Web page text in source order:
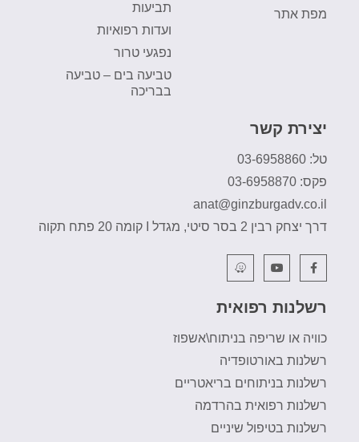
מפת אתר
תביעות
ועדות רפואיות
נפגעי טרור
טביעה בים – טביעה
בבריכה
יצירת קשר
טל: 03-6958860
פקס: 03-6958870
anat@ginzburgadv.co.il
דרך יצחק רבין 2 בסר סיטי, מגדל I קומה 20 פתח תקוה
רשלנות רפואית
כוויה או שריפה בניתוח\אשפוז
רשלנות באורטופדיה
רשלנות בניתוחים בריאטריים
רשלנות רפואית בהרדמה
רשלנות בטיפול שיניים